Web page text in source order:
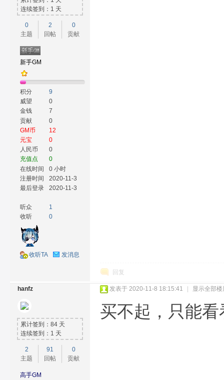
连续签到：1 天
0
主题
2
回帖
0
贡献
新手GM
积分
9
威望
0
金钱
7
贡献
0
GM币
12
元宝
0
人民币
0
充值点
0
在线时间
0 小时
注册时间
2020-11-3
最后登录
2020-11-3
听众
1
收听
0
收听TA 发消息
回复
hanfz
累计签到：84 天
连续签到：1 天
2
主题
91
回帖
0
贡献
高手GM
发表于 2020-11-8 18:15:41 显示全部楼
买不起，只能看